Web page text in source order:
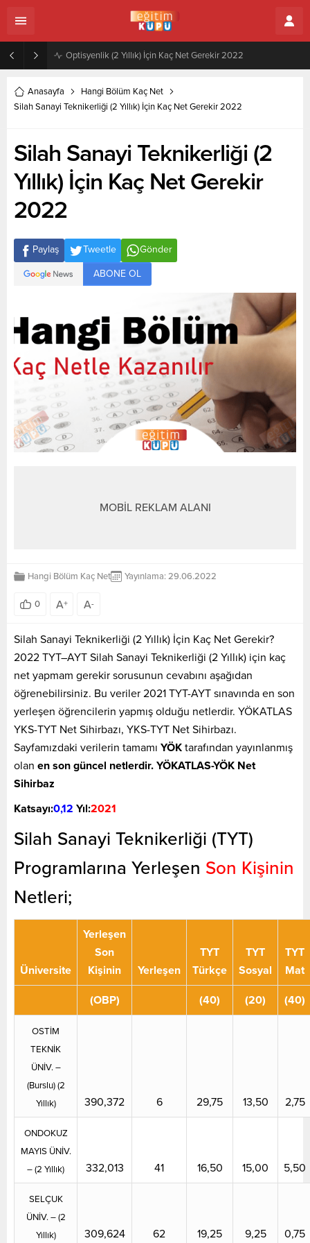
Anasayfa
Hangi Bölüm Kaç Net
Silah Sanayi Teknikerliği (2 Yıllık) İçin Kaç Net Gerekir 2022
Silah Sanayi Teknikerliği (2
Yıllık) İçin Kaç Net Gerekir
2022
Paylaş Tweetle Gönder
ABONE OL
MOBİL REKLAM ALANI
Hangi Bölüm Kaç Net Yayınlama: 29.06.2022
0 A+ A-
Silah Sanayi Teknikerliği (2 Yıllık) İçin Kaç Net Gerekir?
2022 TYT–AYT Silah Sanayi Teknikerliği (2 Yıllık) için kaç
net yapmam gerekir sorusunun cevabını aşağıdan
öğrenebilirsiniz. Bu veriler 2021 TYT-AYT sınavında en son
yerleşen öğrencilerin yapmış olduğu netlerdir. YÖKATLAS
YKS-TYT Net Sihirbazı, YKS-TYT Net Sihirbazı.
Sayfamızdaki verilerin tamamı YÖK tarafından yayınlanmış
olan en son güncel netlerdir. YÖKATLAS-YÖK Net
Sihirbaz
Katsayı:0,12 Yıl:2021
Silah Sanayi Teknikerliği (TYT)
Programlarına Yerleşen Son Kişinin
Netleri;
Üniversite
Yerleşen
Son
Kişinin
Yerleşen
TYT
Türkçe
TYT
Sosyal
TYT
Mat
(OBP) (40) (20) (40)
OSTİM
TEKNİK
ÜNİV. –
(Burslu) (2
Yıllık)
390,372 6 29,75 13,50 2,75
ONDOKUZ
MAYIS ÜNİV.
– (2 Yıllık)
332,013 41 16,50 15,00 5,50
SELÇUK
ÜNİV. – (2
Yıllık)
309,624 62 19,25 9,25 0,75